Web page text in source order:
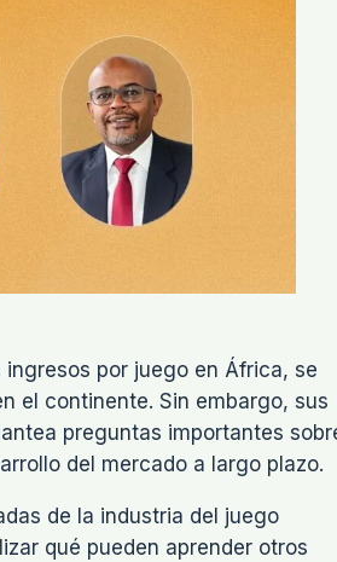
por juego en África, se
el continente. Sin embargo, sus
preguntas importantes
del mercado a largo plazo.
de la industria del juego
qué pueden aprender otros